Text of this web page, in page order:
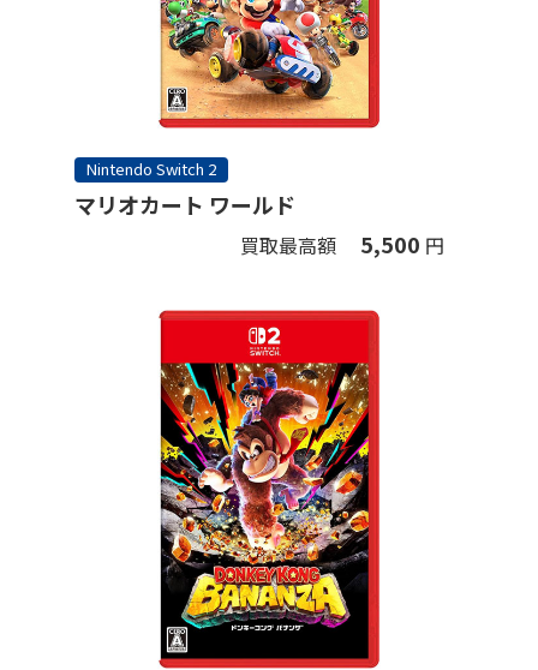
Nintendo Switch 2
マリオカート ワールド
買取最高額 5,500 円